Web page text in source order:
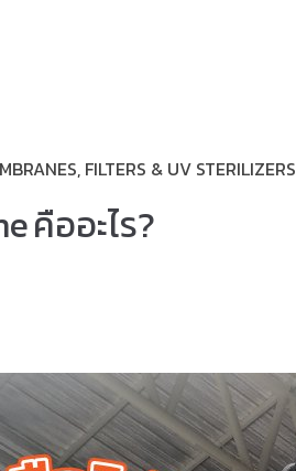
FILTERS & UV STERILIZERS
คืออะไร?